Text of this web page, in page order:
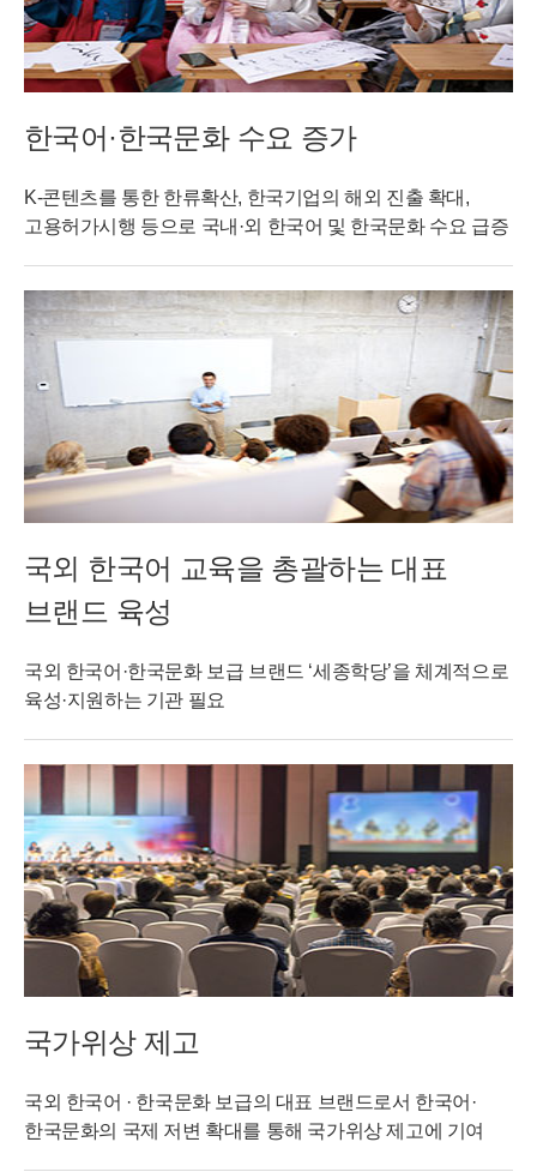
한국어·한국문화 수요 증가
K-콘텐츠를 통한 한류확산, 한국기업의 해외 진출 확대,
고용허가시행 등으로 국내·외 한국어 및 한국문화 수요 급증
국외 한국어 교육을 총괄하는 대표
브랜드 육성
국외 한국어·한국문화 보급 브랜드 ‘세종학당’을 체계적으로
육성·지원하는 기관 필요
국가위상 제고
국외 한국어 · 한국문화 보급의 대표 브랜드로서 한국어·
한국문화의 국제 저변 확대를 통해 국가위상 제고에 기여